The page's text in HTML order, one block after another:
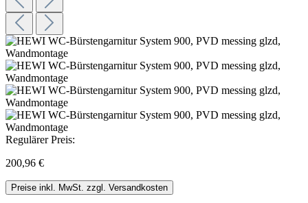
Regulärer Preis:
200,96 €
Preise inkl. MwSt. zzgl. Versandkosten